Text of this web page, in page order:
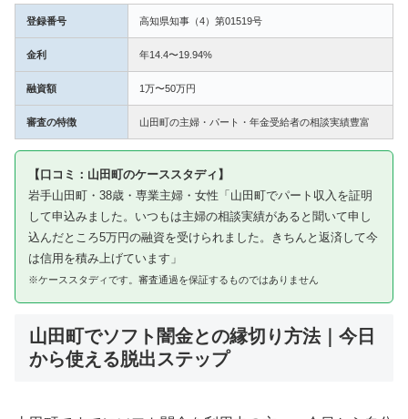
登録番号 高知県知事（4）第01519号
金利 年14.4〜19.94%
融資額 1万〜50万円
審査の特徴 山田町の主婦・パート・年金受給者の相談実績豊富
【口コミ：山田町のケーススタディ】
岩手山田町・38歳・専業主婦・女性「山田町でパート収入を証明
して申込みました。いつもは主婦の相談実績があると聞いて申し
込んだところ5万円の融資を受けられました。きちんと返済して今
は信用を積み上げています」
※ケーススタディです。審査通過を保証するものではありません
山田町でソフト闇金との縁切り方法｜今日
から使える脱出ステップ